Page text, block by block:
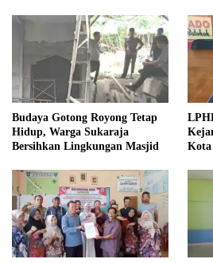
Budaya Gotong Royong Tetap
Hidup, Warga Sukaraja
Bersihkan Lingkungan Masjid